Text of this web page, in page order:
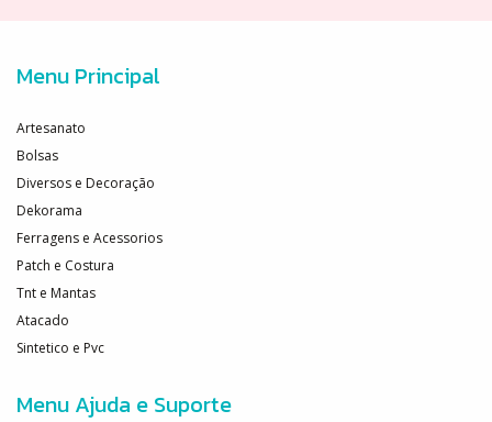
Menu Principal
Artesanato
Bolsas
Diversos e Decoração
Dekorama
Ferragens e Acessorios
Patch e Costura
Tnt e Mantas
Atacado
Sintetico e Pvc
Menu Ajuda e Suporte